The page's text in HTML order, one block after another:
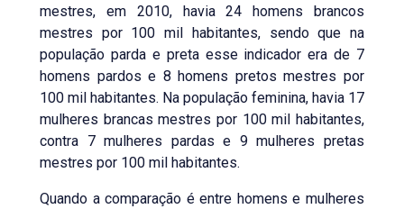
mestres, em 2010, havia 24 homens brancos
mestres por 100 mil habitantes, sendo que na
população parda e preta esse indicador era de 7
homens pardos e 8 homens pretos mestres por
100 mil habitantes. Na população feminina, havia 17
mulheres brancas mestres por 100 mil habitantes,
contra 7 mulheres pardas e 9 mulheres pretas
mestres por 100 mil habitantes.
Quando a comparação é entre homens e mulheres